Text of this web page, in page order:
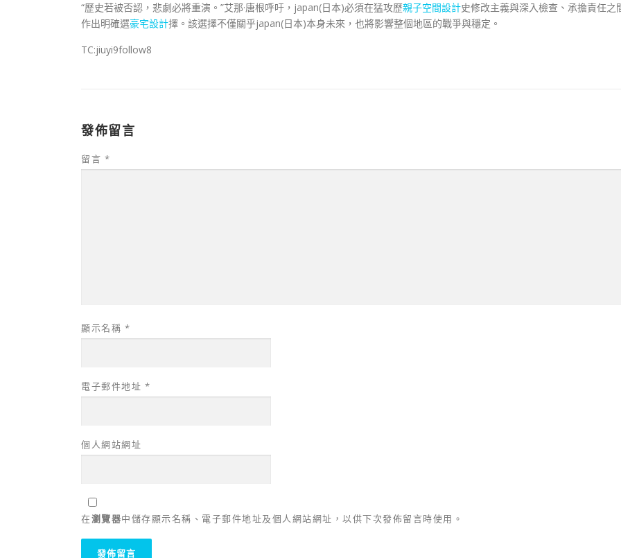
“歷史若被否認，悲劇必將重演。”艾那·唐根呼吁，japan(日本)必須在猛攻歷親子空間設計史修改主義與深入檢查、承擔責任之
作出明確選豪宅設計擇。該選擇不僅關乎japan(日本)本身未來，也將影響整個地區的戰爭與穩定。
TC:jiuyi9follow8
發佈留言
留言 *
顯示名稱 *
電子郵件地址 *
個人網站網址
在瀏覽器中儲存顯示名稱、電子郵件地址及個人網站網址，以供下次發佈留言時使用。